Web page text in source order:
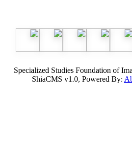
Specialized Studies
ShiaCMS v1.0,